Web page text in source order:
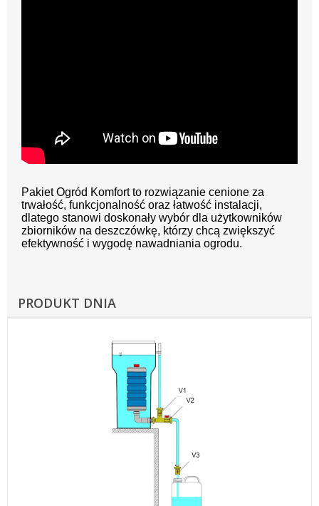
Pakiet Ogród Komfort to rozwiązanie cenione za
trwałość, funkcjonalność oraz łatwość instalacji,
dlatego stanowi doskonały wybór dla użytkowników
zbiorników na deszczówkę, którzy chcą zwiększyć
efektywność i wygodę nawadniania ogrodu.
PRODUKT DNIA